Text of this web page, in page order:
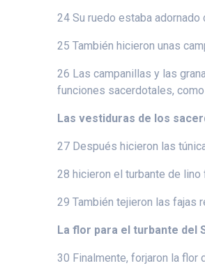
24 Su ruedo estaba
25 También hicieron unas
26 Las campanillas y las
funciones sacerdotales,
Las vestiduras de los
27 Después hicieron las
28 hicieron el turbante de
29 También tejieron las fajas
La flor para el turbante del
30 Finalmente, forjaron la flor